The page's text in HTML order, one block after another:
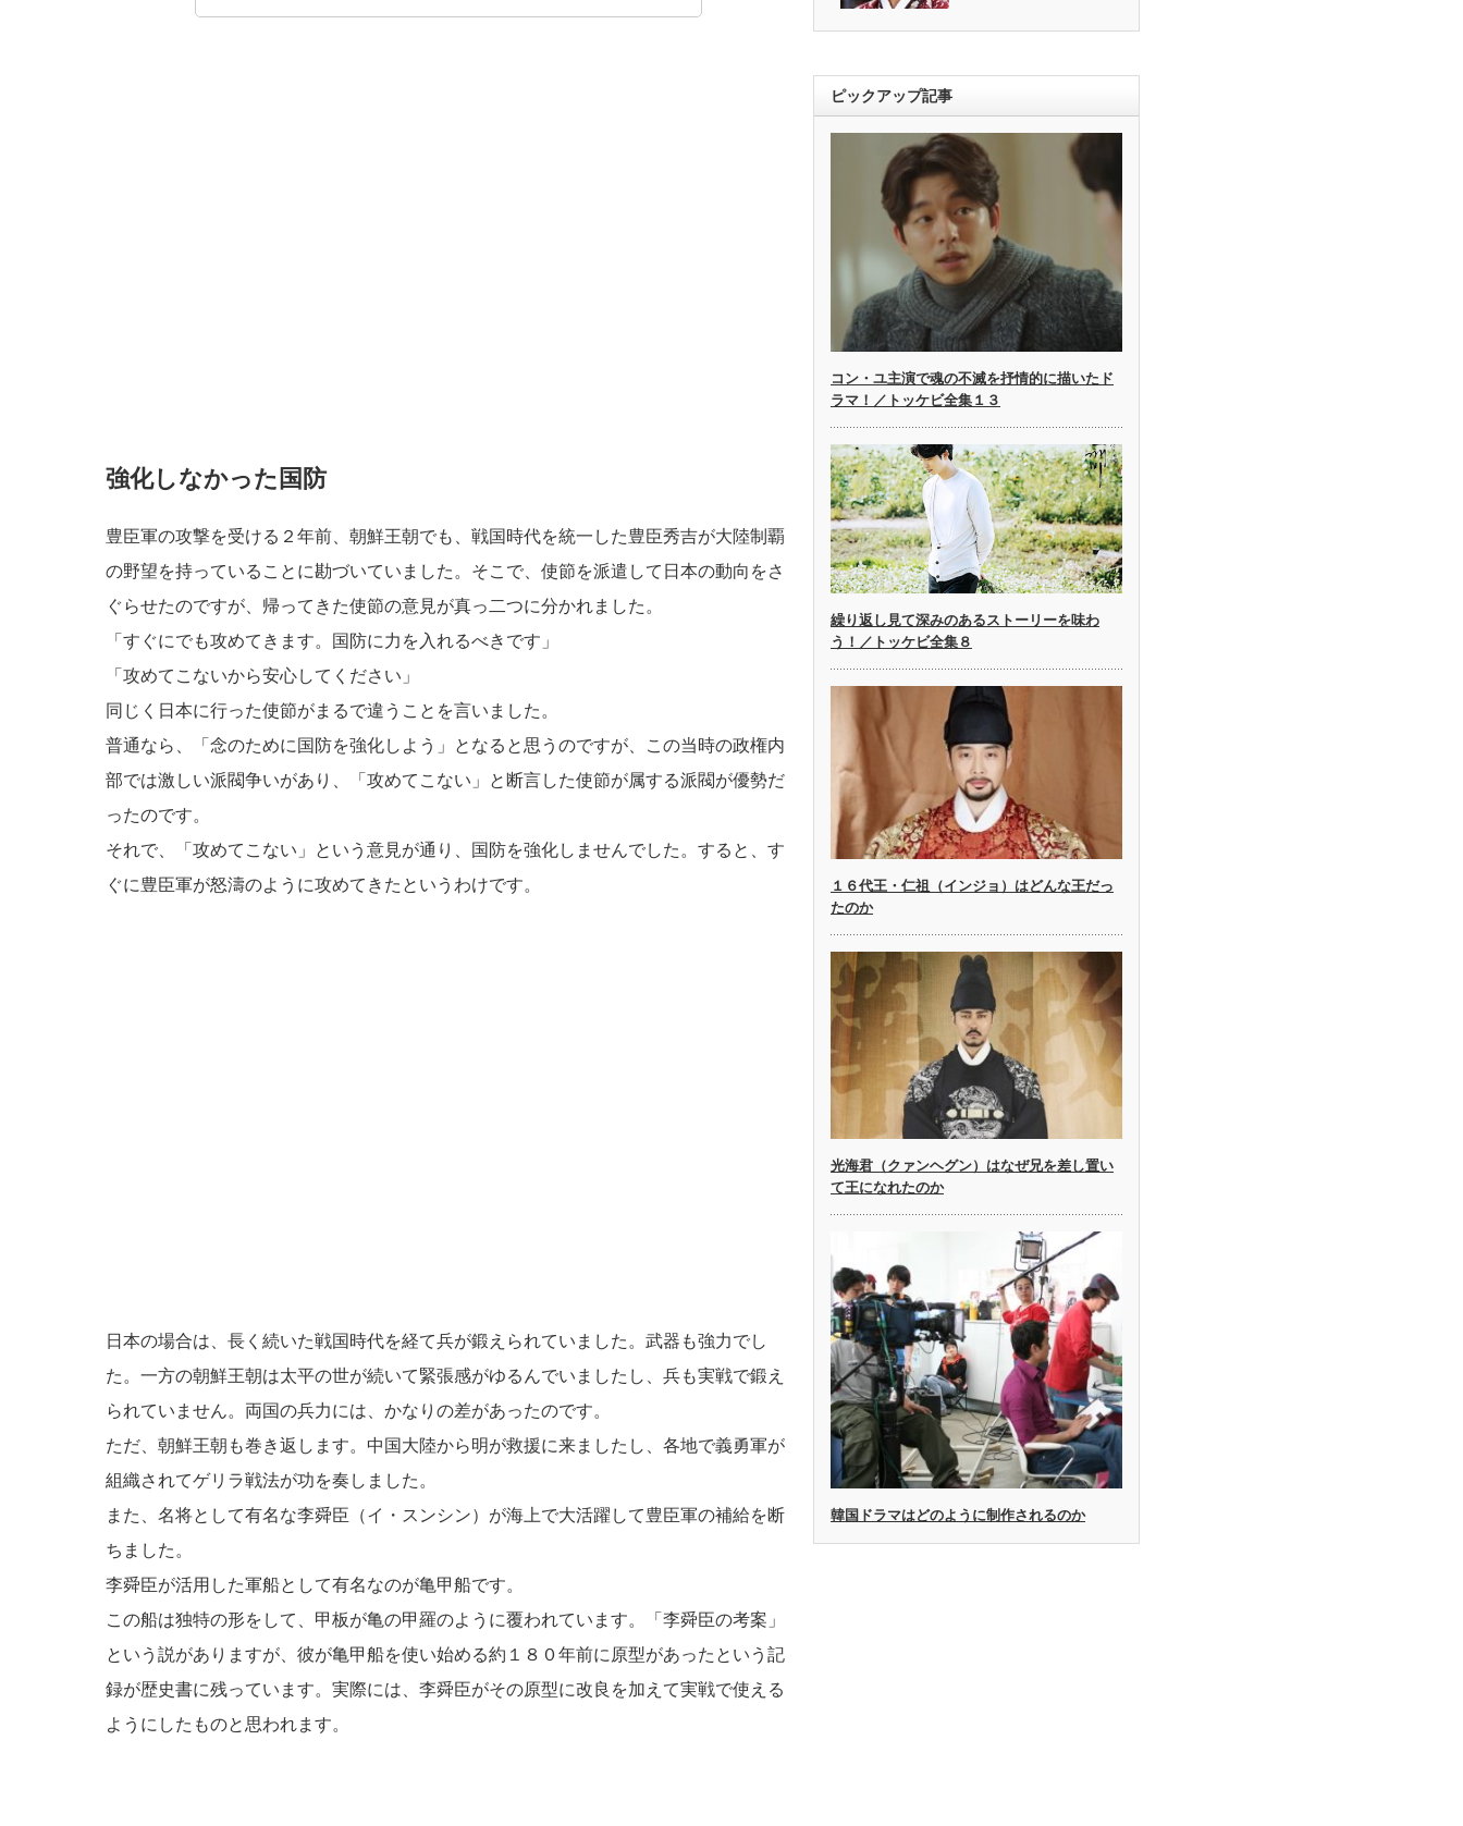
強化しなかった国防
豊臣軍の攻撃を受ける２年前、朝鮮王朝でも、戦国時代を統一した豊臣秀吉が大陸制覇
の野望を持っていることに勘づいていました。そこで、使節を派遣して日本の動向をさ
ぐらせたのですが、帰ってきた使節の意見が真っ二つに分かれました。
「すぐにでも攻めてきます。国防に力を入れるべきです」
「攻めてこないから安心してください」
同じく日本に行った使節がまるで違うことを言いました。
普通なら、「念のために国防を強化しよう」となると思うのですが、この当時の政権内
部では激しい派閥争いがあり、「攻めてこない」と断言した使節が属する派閥が優勢だ
ったのです。
それで、「攻めてこない」という意見が通り、国防を強化しませんでした。すると、す
ぐに豊臣軍が怒濤のように攻めてきたというわけです。
日本の場合は、長く続いた戦国時代を経て兵が鍛えられていました。武器も強力でし
た。一方の朝鮮王朝は太平の世が続いて緊張感がゆるんでいましたし、兵も実戦で鍛え
られていません。両国の兵力には、かなりの差があったのです。
ただ、朝鮮王朝も巻き返します。中国大陸から明が救援に来ましたし、各地で義勇軍が
組織されてゲリラ戦法が功を奏しました。
また、名将として有名な李舜臣（イ・スンシン）が海上で大活躍して豊臣軍の補給を断
ちました。
李舜臣が活用した軍船として有名なのが亀甲船です。
この船は独特の形をして、甲板が亀の甲羅のように覆われています。「李舜臣の考案」
という説がありますが、彼が亀甲船を使い始める約１８０年前に原型があったという記
録が歴史書に残っています。実際には、李舜臣がその原型に改良を加えて実戦で使える
ようにしたものと思われます。
ピックアップ記事
コン・ユ主演で魂の不滅を抒情的に描いたド
ラマ！／トッケビ全集１３
繰り返し見て深みのあるストーリーを味わ
う！／トッケビ全集８
１６代王・仁祖（インジョ）はどんな王だっ
たのか
光海君（クァンヘグン）はなぜ兄を差し置い
て王になれたのか
韓国ドラマはどのように制作されるのか